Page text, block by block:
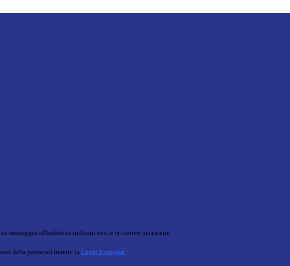
messaggio all'indirizzo indicato con le istruzioni necessarie.
della password tramite la Login Spaggiari